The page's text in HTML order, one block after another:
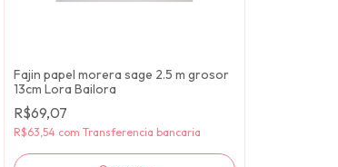
Fajin papel morera sage 2.5 m grosor
13cm Lora Bailora
R$69,07
R$63,54 com Transferencia bancaria